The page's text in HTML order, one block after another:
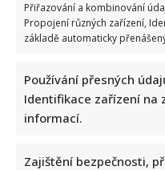
Přiřazování a kombinování
Propojení různých zařízení,
základě automaticky
Používání přesných
Identifikace zařízení na
informací.
Zajištění bezpečnosti,